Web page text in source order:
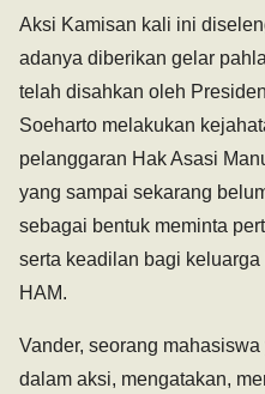
Aksi Kamisan kali ini
adanya diberikan gelar
telah disahkan oleh
Soeharto melakukan
pelanggaran Hak Asasi
yang sampai sekarang
sebagai bentuk meminta
serta keadilan bagi
HAM.
Vander, seorang
dalam aksi, mengatakan,